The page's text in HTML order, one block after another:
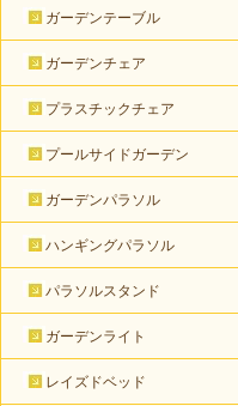
ガーデンテーブル
ガーデンチェア
プラスチックチェア
プールサイドガーデン
ガーデンパラソル
ハンギングパラソル
パラソルスタンド
ガーデンライト
レイズドベッド